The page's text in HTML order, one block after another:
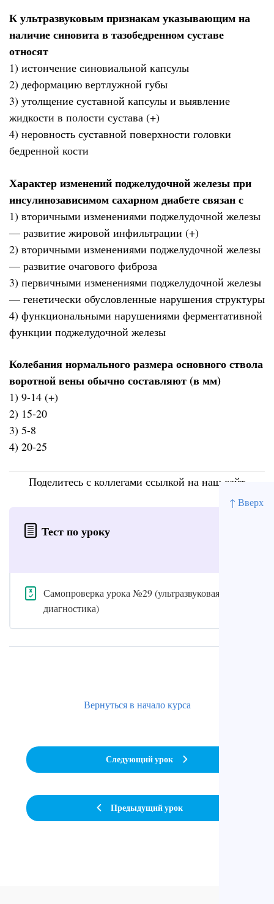
↑ Вверх
К ультразвуковым признакам указывающим на
наличие синовита в тазобедренном суставе
относят
1) истончение синовиальной капсулы
2) деформацию вертлужной губы
3) утолщение суставной капсулы и выявление
жидкости в полости сустава (+)
4) неровность суставной поверхности головки
бедренной кости
Характер изменений поджелудочной железы при
инсулинозависимом сахарном диабете связан с
1) вторичными изменениями поджелудочной железы
— развитие жировой инфильтрации (+)
2) вторичными изменениями поджелудочной железы
— развитие очагового фиброза
3) первичными изменениями поджелудочной железы
— генетически обусловленные нарушения структуры
4) функциональными нарушениями ферментативной
функции поджелудочной железы
Колебания нормального размера основного ствола
воротной вены обычно составляют (в мм)
1) 9-14 (+)
2) 15-20
3) 5-8
4) 20-25
Поделитесь с коллегами ссылкой на наш сайт
Тест по уроку
Самопроверка урока №29 (ультразвуковая
диагностика)
Предыдущий урок
Вернуться в начало курса
Следующий урок